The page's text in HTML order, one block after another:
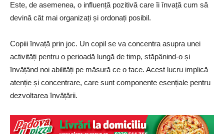
Este, de asemenea, o influență pozitivă care îi învață cum să
devină cât mai organizați și ordonați posibil.
Copiii învață prin joc. Un copil se va concentra asupra unei
activități pentru o perioadă lungă de timp, stăpânind-o și
învățând noi abilități pe măsură ce o face. Acest lucru implică
atenție și concentrare, care sunt componente esențiale pentru
dezvoltarea învățării.